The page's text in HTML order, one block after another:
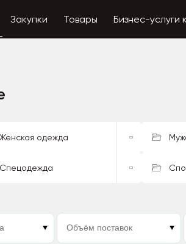
Закупки Товары Бизнес-услуги
Женская одежда
Спецодежда